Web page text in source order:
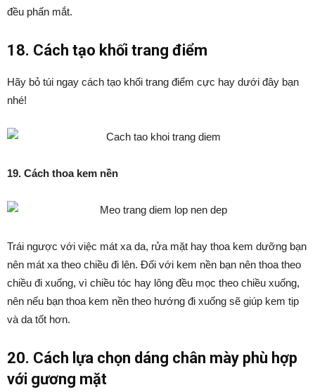
đều phấn mắt.
18. Cách tạo khối trang điểm
Hãy bỏ túi ngay cách tạo khối trang điểm cực hay dưới đây bạn
nhé!
19. Cách thoa kem nền
Trái ngược với việc mát xa da, rửa mặt hay thoa kem dưỡng bạn
nên mát xa theo chiều đi lên. Đối với kem nền bạn nên thoa theo
chiều đi xuống, vì chiều tóc hay lông đều mọc theo chiều xuống,
nên nếu bạn thoa kem nền theo hướng đi xuống sẽ giúp kem tịp
và da tốt hơn.
20. Cách lựa chọn dáng chân mày phù hợp
với gương mặt